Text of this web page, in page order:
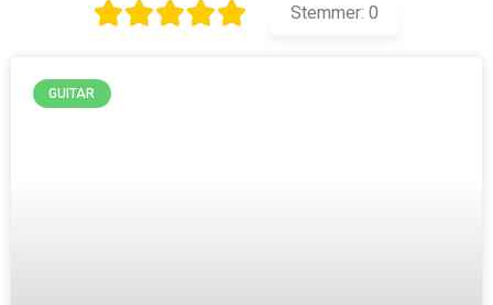
Stemmer: 0
GUITAR